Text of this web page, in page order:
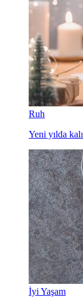
Ruh
Yeni yılda
İyi Yaşam